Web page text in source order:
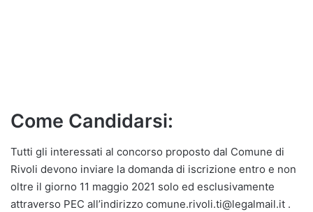
Come Candidarsi:
Tutti gli interessati al concorso proposto dal Comune di
Rivoli devono inviare la domanda di iscrizione entro e non
oltre il giorno 11 maggio 2021 solo ed esclusivamente
attraverso PEC all’indirizzo comune.rivoli.ti@legalmail.it .